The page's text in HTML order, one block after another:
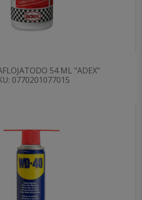
54 ML "ADEX"
0770201077015